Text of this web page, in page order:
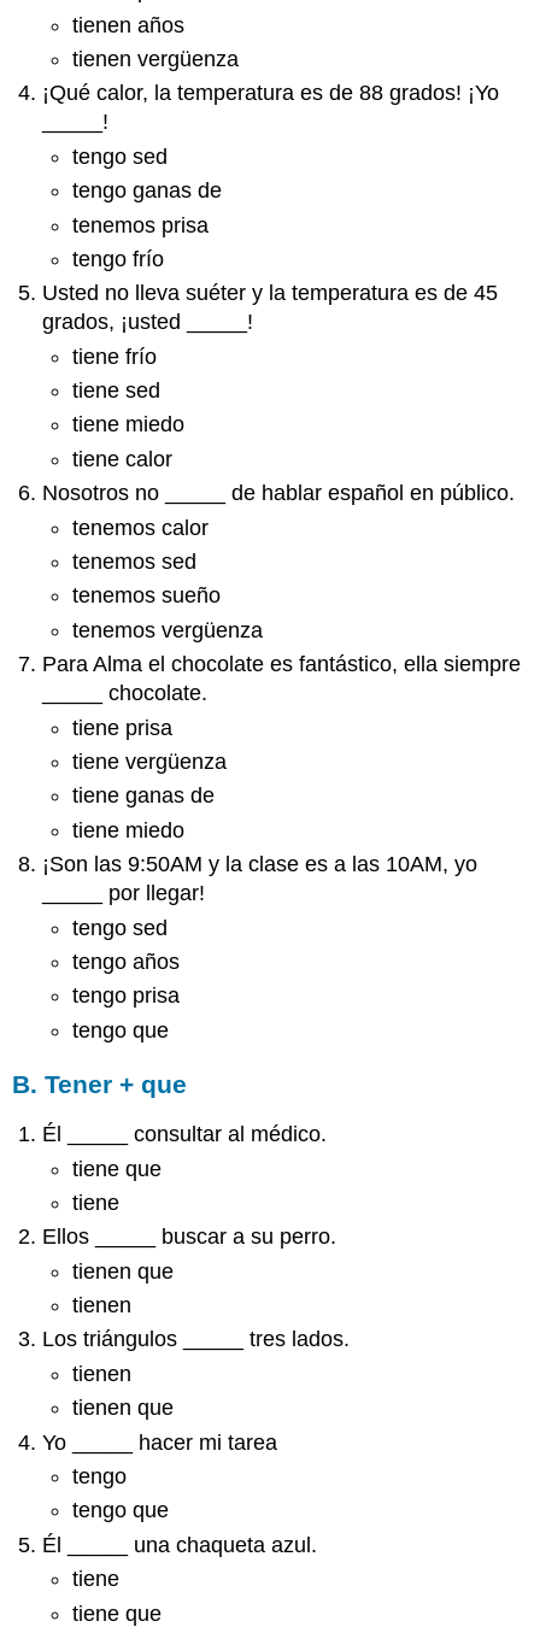
tienen años
tienen vergüenza
¡Qué calor, la temperatura es de 88 grados! ¡Yo
_____!
tengo sed
tengo ganas de
tenemos prisa
tengo frío
Usted no lleva suéter y la temperatura es de 45
grados, ¡usted _____!
tiene frío
tiene sed
tiene miedo
tiene calor
Nosotros no _____ de hablar español en público.
tenemos calor
tenemos sed
tenemos sueño
tenemos vergüenza
Para Alma el chocolate es fantástico, ella siempre
_____ chocolate.
tiene prisa
tiene vergüenza
tiene ganas de
tiene miedo
¡Son las 9:50AM y la clase es a las 10AM, yo
_____ por llegar!
tengo sed
tengo años
tengo prisa
tengo que
B. Tener + que
Él _____ consultar al médico.
tiene que
tiene
Ellos _____ buscar a su perro.
tienen que
tienen
Los triángulos _____ tres lados.
tienen
tienen que
Yo _____ hacer mi tarea
tengo
tengo que
Él _____ una chaqueta azul.
tiene
tiene que